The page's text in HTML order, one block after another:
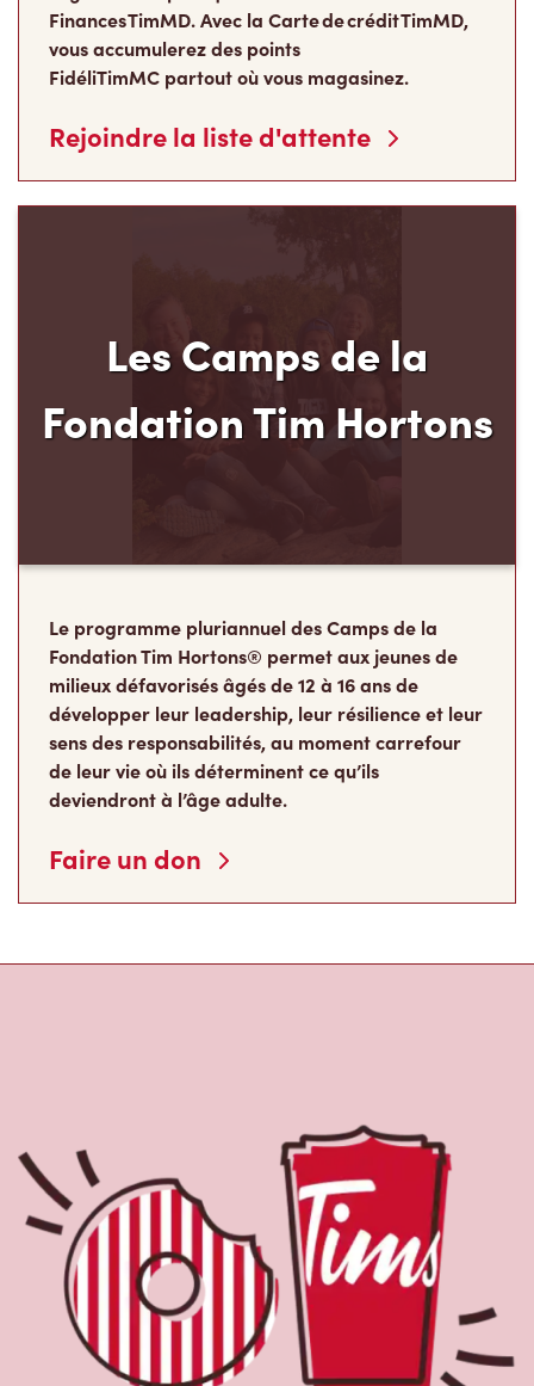
vous accumulerez des points
FidéliTimMC partout où vous magasinez.
Rejoindre la liste d'attente
Fondation Tim Hortons
Fondation Tim Hortons® permet aux jeunes de
milieux défavorisés âgés de 12 à 16 ans de
développer leur leadership, leur résilience et leur
sens des responsabilités, au moment carrefour
de leur vie où ils déterminent ce qu’ils
deviendront à l’âge adulte.
Faire un don